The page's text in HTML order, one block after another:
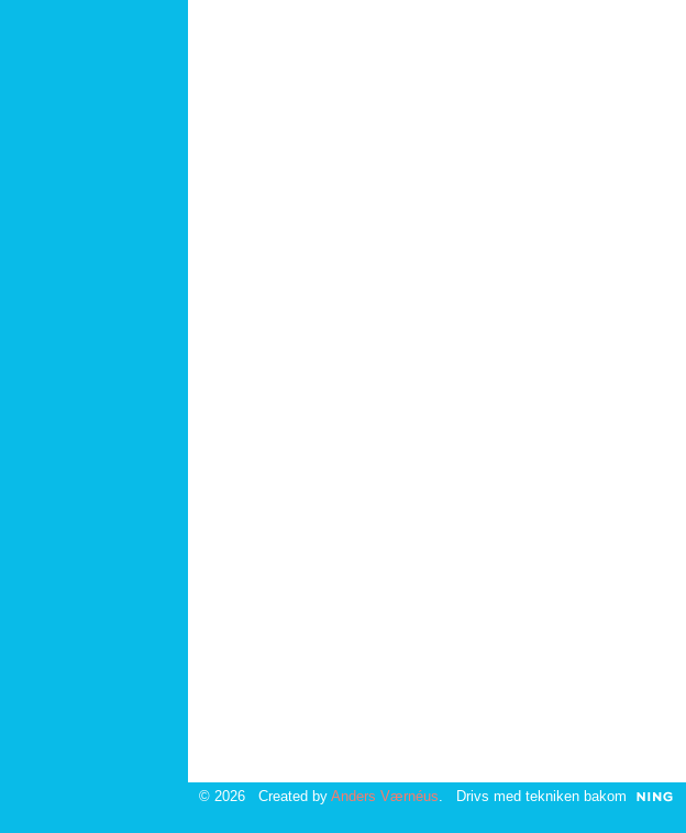
© 2026 Created by Anders Værnéus . Drivs med tekniken bakom